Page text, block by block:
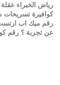
رياض الخبراء
كوافيرة تسريحات
رقم ميك اب
عن تجربة ؟ رقم